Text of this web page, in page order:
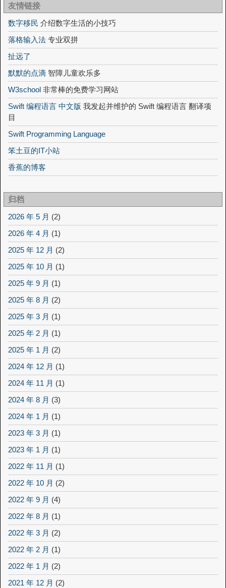
友情链接
数字移民 介绍数字生活的小技巧
落格输入法 专业双拼
扯远了
默默的点滴 智障儿童欢乐多
W3school 非常棒的免费学习网站
Swift 编程语言 中文版 我发起并维护的 Swift 编程语言 翻译项
目
Swift Programming Language
笨土豆的IT小站
香蕉的博客
归档
2026 年 5 月 (2)
2026 年 4 月 (1)
2025 年 12 月 (2)
2025 年 10 月 (1)
2025 年 9 月 (1)
2025 年 8 月 (2)
2025 年 3 月 (1)
2025 年 2 月 (1)
2025 年 1 月 (2)
2024 年 12 月 (1)
2024 年 11 月 (1)
2024 年 8 月 (3)
2024 年 1 月 (1)
2023 年 3 月 (1)
2023 年 1 月 (1)
2022 年 11 月 (1)
2022 年 10 月 (2)
2022 年 9 月 (4)
2022 年 8 月 (1)
2022 年 3 月 (2)
2022 年 2 月 (1)
2022 年 1 月 (2)
2021 年 12 月 (2)